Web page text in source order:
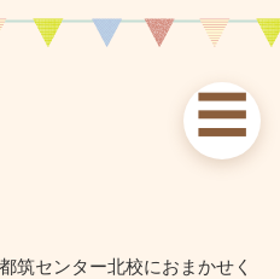
☰
ーと 各校案内
schools
筑センター北校におまかせく